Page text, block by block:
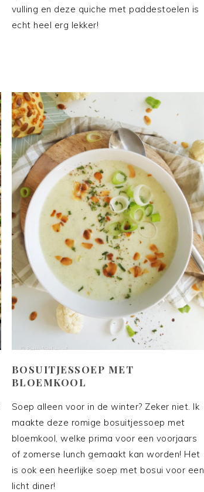
vulling en deze quiche met paddestoelen is
echt heel erg lekker!
BOSUITJESSOEP MET
BLOEMKOOL
Soep alleen voor in de winter? Zeker niet. Ik
maakte deze romige bosuitjessoep met
bloemkool, welke prima voor een voorjaars
of zomerse lunch gemaakt kan worden! Het
is ook een heerlijke soep met bosui voor een
licht diner!